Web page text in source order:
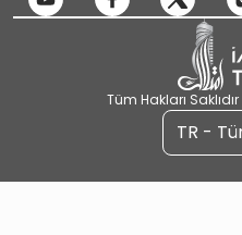
Tüm Hakları
TR -